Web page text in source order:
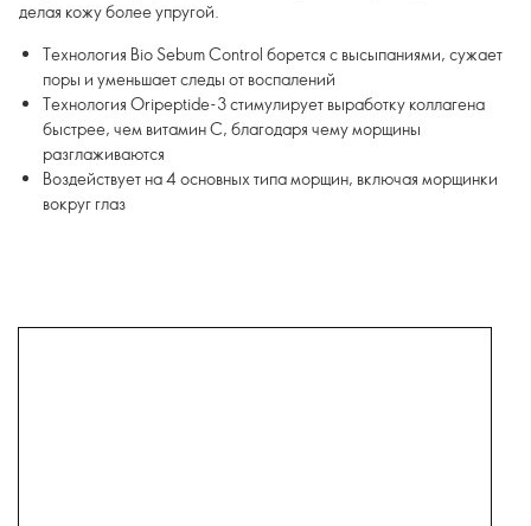
делая кожу более упругой.
Технология Bio Sebum Control борется с высыпаниями, сужает
поры и уменьшает следы от воспалений
Технология Oripeptide-3 стимулирует выработку коллагена
быстрее, чем витамин С, благодаря чему морщины
разглаживаются
Воздействует на 4 основных типа морщин, включая морщинки
вокруг глаз